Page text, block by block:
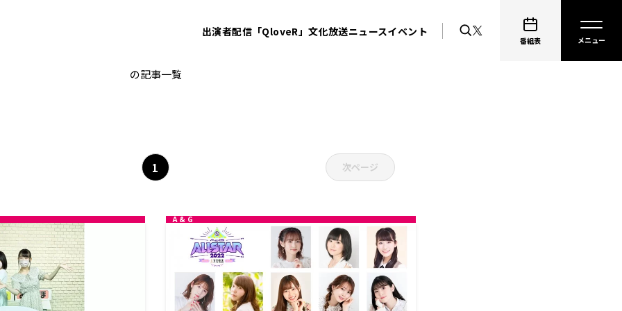
出演者配信「QloveR」文化放送ニュースイベント
番組表
の記事一覧
1 次ページ